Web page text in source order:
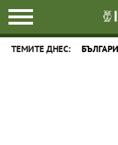
ТЕМИТЕ ДНЕС: